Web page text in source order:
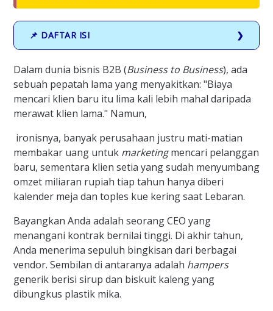
📌 DAFTAR ISI
Dalam dunia bisnis B2B (Business to Business), ada
sebuah pepatah lama yang menyakitkan: "Biaya
mencari klien baru itu lima kali lebih mahal daripada
merawat klien lama." Namun,
ironisnya, banyak perusahaan justru mati-matian
membakar uang untuk marketingmencari pelanggan
baru, sementara klien setia yang sudah menyumbang
omzet miliaran rupiah tiap tahun hanya diberi
kalender meja dan toples kue kering saat Lebaran.
Bayangkan Anda adalah seorang CEO yang
menangani kontrak bernilai tinggi. Di akhir tahun,
Anda menerima sepuluh bingkisan dari berbagai
vendor. Sembilan di antaranya adalah hampers
generik berisi sirup dan biskuit kaleng yang
dibungkus plastik mika.